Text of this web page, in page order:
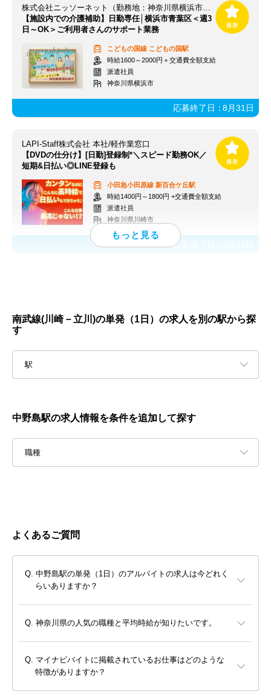
株式会社ニッソーネット（勤務地：神奈川県横浜市青葉区）/a095i00000LHSKpAAP
【施設内での介護補助】日勤専任│横浜市青葉区＜週3
日～OK＞ご利用者さんのサポート業務
こどもの国線 こどもの国駅
時給1600～2000円＋交通費全額支給
派遣社員
神奈川県横浜市
応募終了日：8月31日
LAPI-Staff株式会社 本社/軽作業窓口
【DVDの仕分け】[日勤]登録制*＼スピード勤務OK／
短期&日払い◎LINE登録も
小田急小田原線 新百合ケ丘駅
時給1400円～1800円 +交通費全額支給
派遣社員
神奈川県川崎市
応募終了日：
南武線(川崎－立川)の単発（1日）の求人を別の駅から探
す
駅
中野島駅の求人情報を条件を追加して探す
職種
よくあるご質問
中野島駅の単発（1日）のアルバイトの求人は今どれく
らいありますか？
神奈川県の人気の職種と平均時給が知りたいです。
マイナビバイトに掲載されているお仕事はどのような
特徴がありますか？